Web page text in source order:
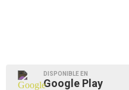
DISPONIBLE EN
Google Play